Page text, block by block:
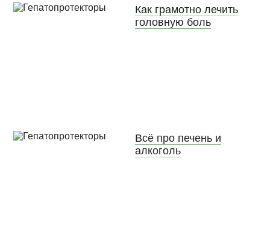
Как грамотно лечить
головную боль
Всё про печень и
алкоголь